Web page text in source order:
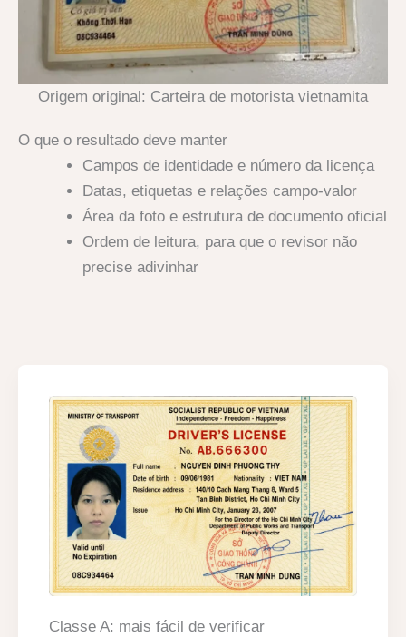
Origem original: Carteira de motorista vietnamita
O que o resultado deve manter
Campos de identidade e número da licença
Datas, etiquetas e relações campo-valor
Área da foto e estrutura de documento oficial
Ordem de leitura, para que o revisor não
precise adivinhar
Classe A: mais fácil de verificar